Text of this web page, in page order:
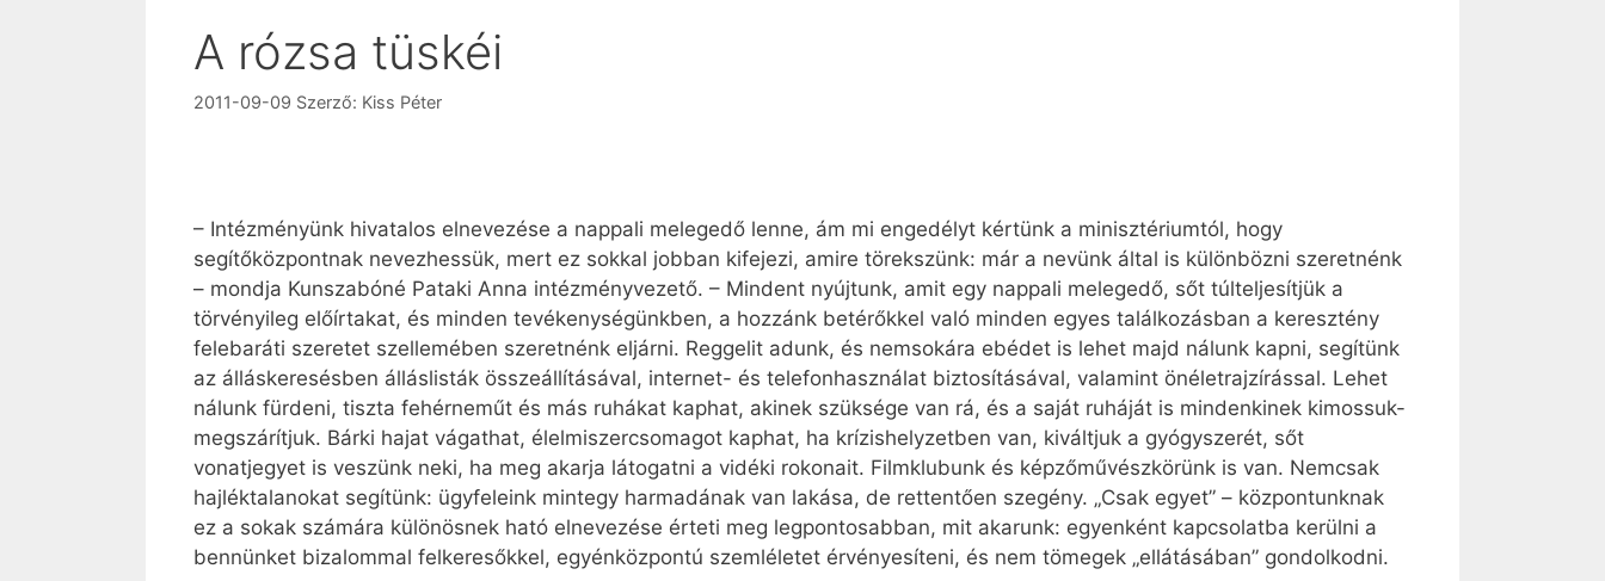
A rózsa tüskéi
2011-09-09 Szerző: Kiss Péter
– Intézményünk hivatalos elnevezése a nappali melegedő lenne, ám mi engedélyt kértünk a minisztériumtól, hogy
segítőközpontnak nevezhessük, mert ez sokkal jobban kifejezi, amire törekszünk: már a nevünk által is különbözni szeretnénk
– mondja Kunszabóné Pataki Anna intézményvezető. – Mindent nyújtunk, amit egy nappali melegedő, sőt túlteljesítjük a
törvényileg előírtakat, és minden tevékenységünkben, a hozzánk betérőkkel való minden egyes találkozásban a keresztény
felebaráti szeretet szellemében szeretnénk eljárni. Reggelit adunk, és nemsokára ebédet is lehet majd nálunk kapni, segítünk
az álláskeresésben álláslisták összeállításával, internet- és telefonhasználat biztosításával, valamint önéletrajzírással. Lehet
nálunk fürdeni, tiszta fehérneműt és más ruhákat kaphat, akinek szüksége van rá, és a saját ruháját is mindenkinek kimossuk-
megszárítjuk. Bárki hajat vágathat, élelmiszercsomagot kaphat, ha krízishelyzetben van, kiváltjuk a gyógyszerét, sőt
vonatjegyet is veszünk neki, ha meg akarja látogatni a vidéki rokonait. Filmklubunk és képzőművészkörünk is van. Nemcsak
hajléktalanokat segítünk: ügyfeleink mintegy harmadának van lakása, de rettentően szegény. „Csak egyet” – központunknak
ez a sokak számára különösnek ható elnevezése érteti meg legpontosabban, mit akarunk: egyenként kapcsolatba kerülni a
bennünket bizalommal felkeresőkkel, egyénközpontú szemléletet érvényesíteni, és nem tömegek „ellátásában” gondolkodni.